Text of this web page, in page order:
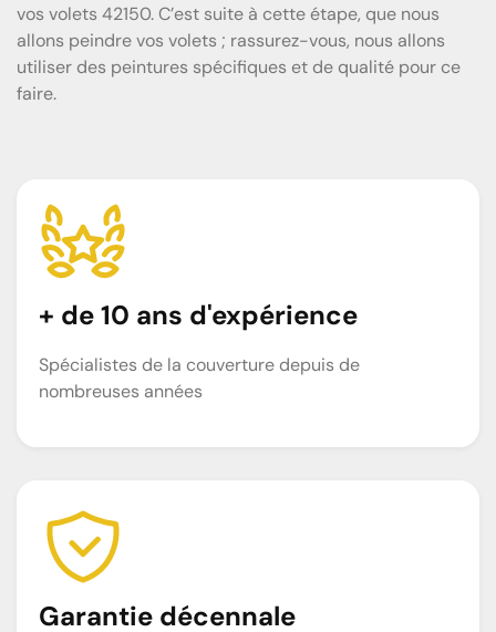
vos volets 42150. C’est suite à cette étape, que nous
allons peindre vos volets ; rassurez-vous, nous allons
utiliser des peintures spécifiques et de qualité pour ce
faire.
+ de 10 ans d'expérience
Spécialistes de la couverture depuis de
nombreuses années
Garantie décennale